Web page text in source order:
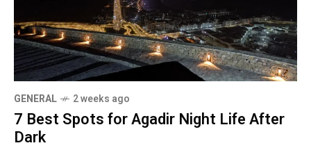
GENERAL 2 weeks ago
7 Best Spots for Agadir Night Life After
Dark